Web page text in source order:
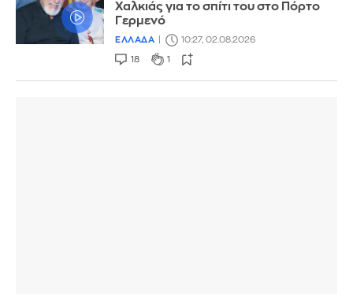
Χαλκιάς για το σπίτι του στο Πόρτο
Γερμενό
ΕΛΛΑΔΑ 10:27, 02.08.2026
18 1